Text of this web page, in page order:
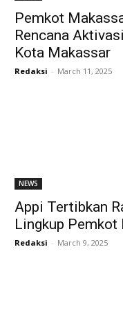
Pemkot
Rencana
Kota Makassar
Redaksi - March 11, 2025
NEWS
Appi Tertibkan
Lingkup Pemkot
Redaksi - March 9, 2025